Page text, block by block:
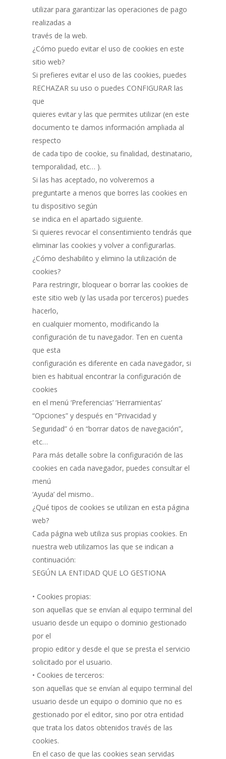
utilizar para garantizar las operaciones de pago
realizadas a
través de la web.
¿Cómo puedo evitar el uso de cookies en este
sitio web?
Si prefieres evitar el uso de las cookies, puedes
RECHAZAR su uso o puedes CONFIGURAR las
que
quieres evitar y las que permites utilizar (en este
documento te damos información ampliada al
respecto
de cada tipo de cookie, su finalidad, destinatario,
temporalidad, etc… ).
Si las has aceptado, no volveremos a
preguntarte a menos que borres las cookies en
tu dispositivo según
se indica en el apartado siguiente.
Si quieres revocar el consentimiento tendrás que
eliminar las cookies y volver a configurarlas.
¿Cómo deshabilito y elimino la utilización de
cookies?
Para restringir, bloquear o borrar las cookies de
este sitio web (y las usada por terceros) puedes
hacerlo,
en cualquier momento, modificando la
configuración de tu navegador. Ten en cuenta
que esta
configuración es diferente en cada navegador, si
bien es habitual encontrar la configuración de
cookies
en el menú ‘Preferencias’ ‘Herramientas’
“Opciones” y después en “Privacidad y
Seguridad” ó en “borrar datos de navegación”,
etc…
Para más detalle sobre la configuración de las
cookies en cada navegador, puedes consultar el
menú
‘Ayuda’ del mismo..
¿Qué tipos de cookies se utilizan en esta página
web?
Cada página web utiliza sus propias cookies. En
nuestra web utilizamos las que se indican a
continuación:
SEGÚN LA ENTIDAD QUE LO GESTIONA
• Cookies propias:
son aquellas que se envían al equipo terminal del
usuario desde un equipo o dominio gestionado
por el
propio editor y desde el que se presta el servicio
solicitado por el usuario.
• Cookies de terceros:
son aquellas que se envían al equipo terminal del
usuario desde un equipo o dominio que no es
gestionado por el editor, sino por otra entidad
que trata los datos obtenidos través de las
cookies.
En el caso de que las cookies sean servidas